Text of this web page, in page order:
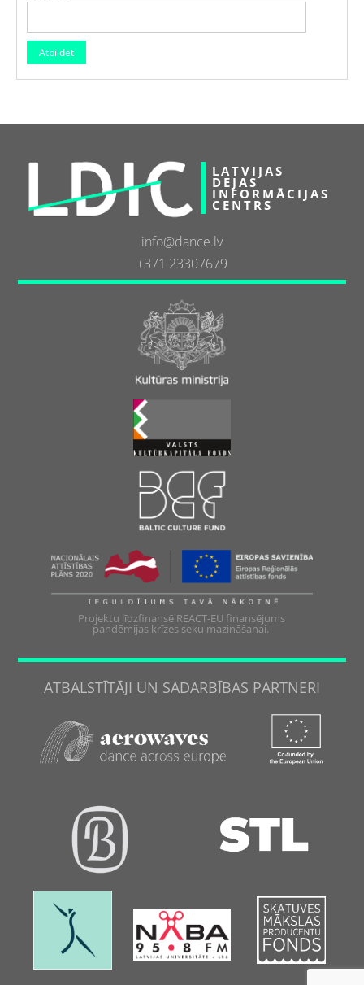
LATVIJAS
DEJAS
INFORMĀCIJAS
CENTRS
info@dance.lv
+371 23307679
Projektu līdzfinansē REACT-EU finansējums
pandēmijas krīzes seku mazināšanai.
ATBALSTĪTĀJI UN SADARBĪBAS PARTNERI